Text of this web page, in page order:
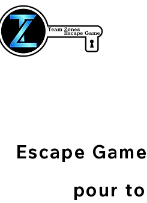
Escape
pour